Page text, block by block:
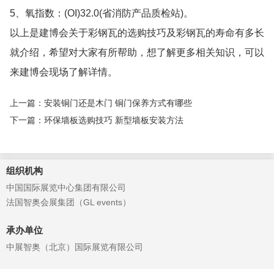
5、氧指数：(OI)32.0(省消防产品质检站)。
以上是建博会关于彩钢瓦的选购技巧及彩钢瓦的寿命有多长
就介绍，希望对大家有所帮助，想了解更多相关知识，可以
来建博会现场了解详情。
上一篇：安装铜门还是木门 铜门保养方式有哪些
下一篇：环保墙板选购技巧 新型墙板安装方法
组织机构
中国国际展览中心集团有限公司
法国智奥会展集团（GL events）
承办单位
中展智奥（北京）国际展览有限公司